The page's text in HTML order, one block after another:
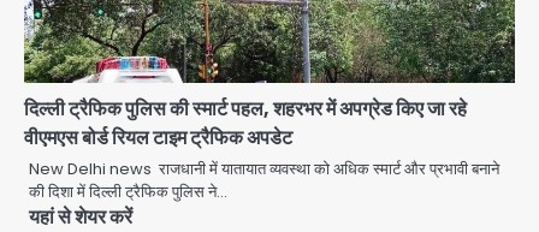
दिल्ली ट्रैफिक पुलिस की स्मार्ट पहल, शहरभर में अपग्रेड किए जा रहे
वीएमएस बोर्ड रियल टाइम ट्रैफिक अपडेट
New Delhi news राजधानी में यातायात व्यवस्था को अधिक स्मार्ट और प्रभावी बनाने
की दिशा में दिल्ली ट्रैफिक पुलिस ने…
यहां से शेयर करें
4
Noida Crime news: रेप पीड़िता
किशोरी का जिला अस्पताल में हुआ गर्भपात, उधर
सेक्टर-49 में महिला को मिली ब्लास्ट की धमकी
Avinash Kumar
5
Ranchi JPSC-JSSC Protest: 16वें
दिन भी आंदोलन जारी, CBI जांच और 14th
Exam रद्द करने की मांग
Avinash Kumar